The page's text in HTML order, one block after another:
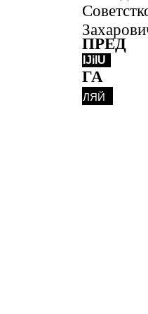
ПРЕД
IJilU
ГА
ляй